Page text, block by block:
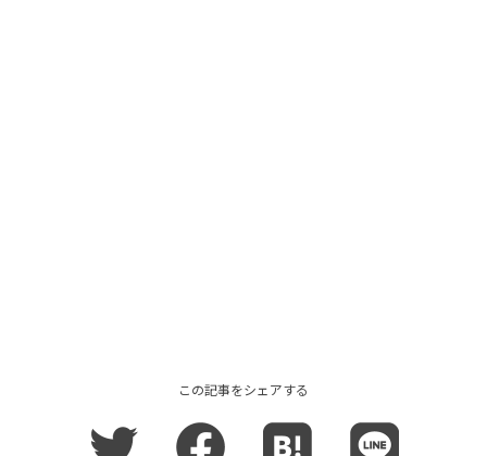
この記事をシェアする